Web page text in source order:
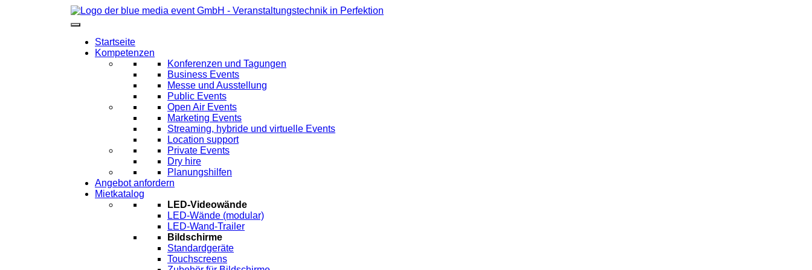
Startseite
Kompetenzen
Konferenzen und Tagungen
Business Events
Messe und Ausstellung
Public Events
Open Air Events
Marketing Events
Streaming, hybride und virtuelle Events
Location support
Private Events
Dry hire
Planungshilfen
Angebot anfordern
Mietkatalog
LED-Videowände
LED-Wände (modular)
LED-Wand-Trailer
Bildschirme
Standardgeräte
Touchscreens